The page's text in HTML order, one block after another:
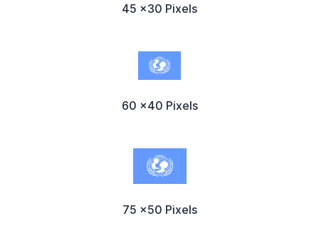
45 x30 Pixels
60 x40 Pixels
75 x50 Pixels